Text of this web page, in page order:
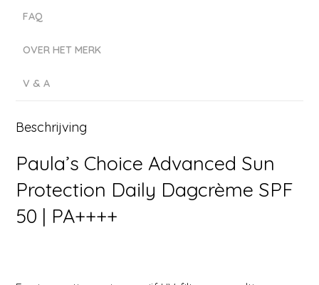
FAQ
OVER HET MERK
V & A
Beschrijving
Paula’s Choice Advanced Sun
Protection Daily Dagcrème SPF
50 | PA++++